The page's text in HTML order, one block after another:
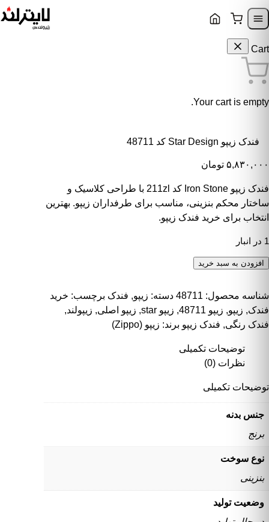
Skip to navigation
Cart
Your cart is empty.
فندک زیپو Star Design کد 48711
۵,۸۳۰,۰۰۰ تومان
فندک زیپو Iron Stone کد 211zl با طراحی کلاسیک و
ساختار محکم بنزینی، مناسب برای طرفداران زیپو. بهترین
انتخاب برای خرید فندک زیپو.
1 در انبار
فندک زیپو Star Design کد 48711 عدد
افزودن به سبد خرید
شناسه محصول: 48711 دسته: زیپو, فندک برچسب: خرید
فندک, زیپو, زیپو 48711 , زیپو star , زیپو اصلی, زیپولند,
فندک رنگی, فندک زیپو برند: زیپو (Zippo)
توضیحات تکمیلی
نظرات (0)
توضیحات تکمیلی
جنس بدنه
برنج
نوع سوخت
بنزینی
وضعیت تولید